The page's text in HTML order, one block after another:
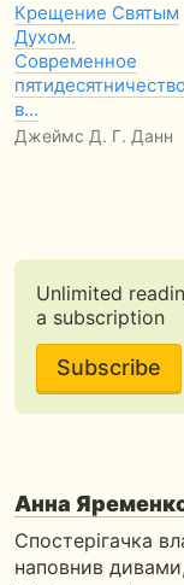
Крещение Святым
Духом.
Современное
пятидесятничество
в…
Джеймс Д. Г. Данн
Unlimited
a subscription
Subscribe
Анна
Спостерігачка
наповнив